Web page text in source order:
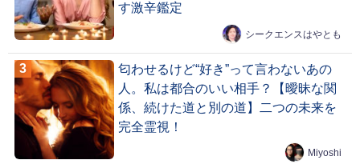
す激辛鑑定
シークエンスはやとも
匂わせるけど“好き”って言わないあの
人。私は都合のいい相手？【曖昧な関
係、続けた道と別の道】二つの未来を
完全霊視！
Miyoshi